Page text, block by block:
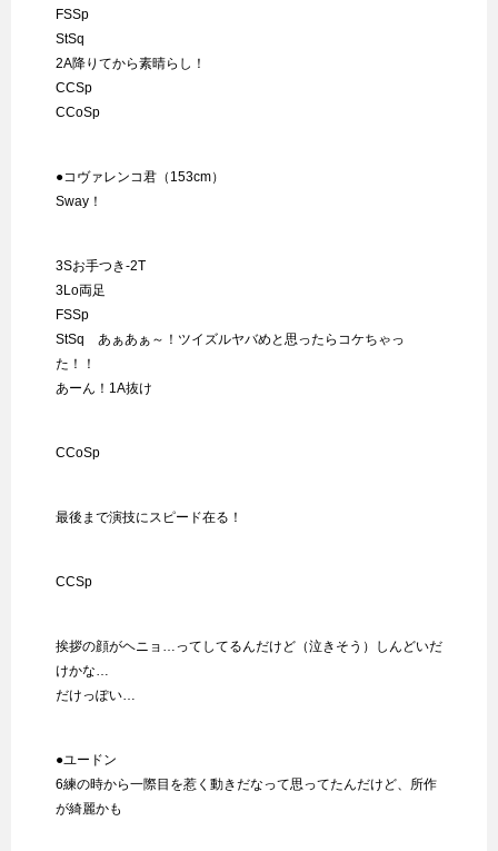
FSSp
StSq
2A降りてから素晴らし！
CCSp
CCoSp
●コヴァレンコ君（153cm）
Sway！
3Sお手つき-2T
3Lo両足
FSSp
StSq あぁあぁ～！ツイズルヤバめと思ったらコケちゃっ
た！！
あーん！1A抜け
CCoSp
最後まで演技にスピード在る！
CCSp
挨拶の顔がヘニョ…ってしてるんだけど（泣きそう）しんどいだ
けかな…
だけっぽい…
●ユードン
6練の時から一際目を惹く動きだなって思ってたんだけど、所作
が綺麗かも